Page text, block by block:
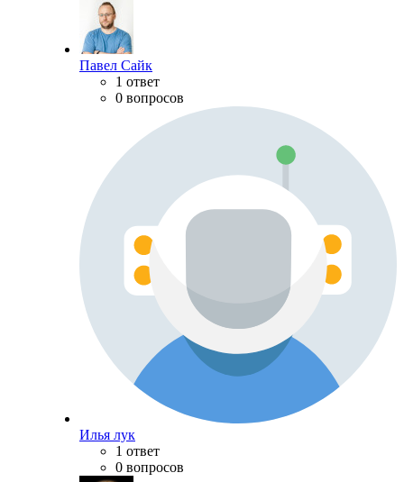
Павел Сайк
1 ответ
0 вопросов
Илья лук
1 ответ
0 вопросов